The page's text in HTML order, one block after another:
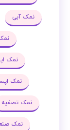
نمک آبی
نمک
نمک
نمک تصفیه
نمک